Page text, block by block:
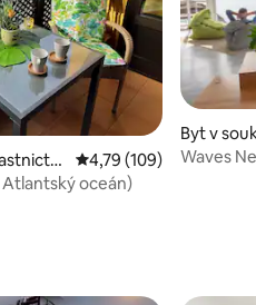
Cruz
Průměrné hodnocení
4,79 (109)
na Atlantský oceán)
Byt v
ve městě
Waves